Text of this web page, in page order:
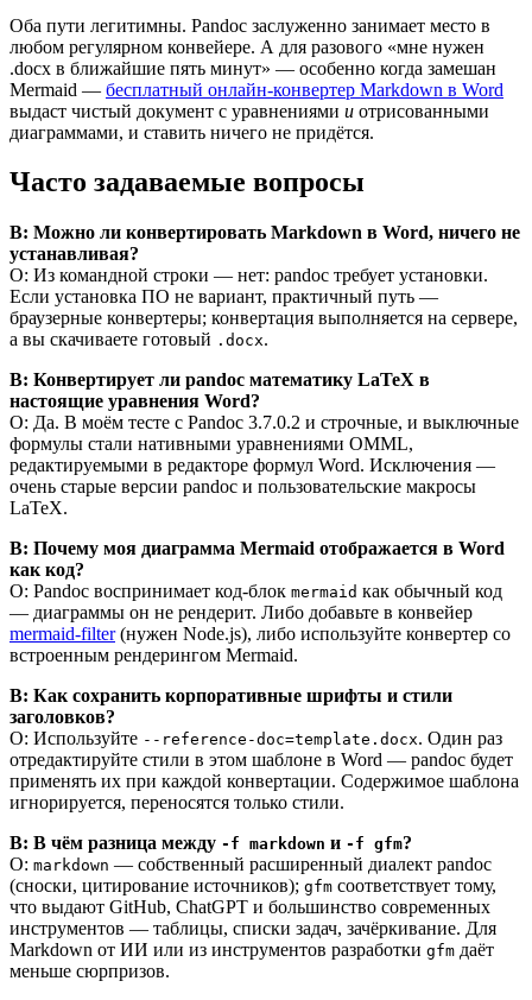
Оба пути легитимны. Pandoc заслуженно занимает место в
любом регулярном конвейере. А для разового «мне нужен
.docx в ближайшие пять минут» — особенно когда замешан
Mermaid — бесплатный онлайн-конвертер Markdown в Word
выдаст чистый документ с уравнениями и отрисованными
диаграммами, и ставить ничего не придётся.
Часто задаваемые вопросы
В: Можно ли конвертировать Markdown в Word, ничего не
устанавливая?
О: Из командной строки — нет: pandoc требует установки.
Если установка ПО не вариант, практичный путь —
браузерные конвертеры; конвертация выполняется на сервере,
а вы скачиваете готовый .docx.
В: Конвертирует ли pandoc математику LaTeX в
настоящие уравнения Word?
О: Да. В моём тесте с Pandoc 3.7.0.2 и строчные, и выключные
формулы стали нативными уравнениями OMML,
редактируемыми в редакторе формул Word. Исключения —
очень старые версии pandoc и пользовательские макросы
LaTeX.
В: Почему моя диаграмма Mermaid отображается в Word
как код?
О: Pandoc воспринимает код-блок mermaid как обычный код
— диаграммы он не рендерит. Либо добавьте в конвейер
mermaid-filter(нужен Node.js), либо используйте конвертер со
встроенным рендерингом Mermaid.
В: Как сохранить корпоративные шрифты и стили
заголовков?
О: Используйте --reference-doc=template.docx. Один раз
отредактируйте стили в этом шаблоне в Word — pandoc будет
применять их при каждой конвертации. Содержимое шаблона
игнорируется, переносятся только стили.
В: В чём разница между -f markdown и -f gfm?
О: markdown — собственный расширенный диалект pandoc
(сноски, цитирование источников); gfm соответствует тому,
что выдают GitHub, ChatGPT и большинство современных
инструментов — таблицы, списки задач, зачёркивание. Для
Markdown от ИИ или из инструментов разработки gfm даёт
меньше сюрпризов.